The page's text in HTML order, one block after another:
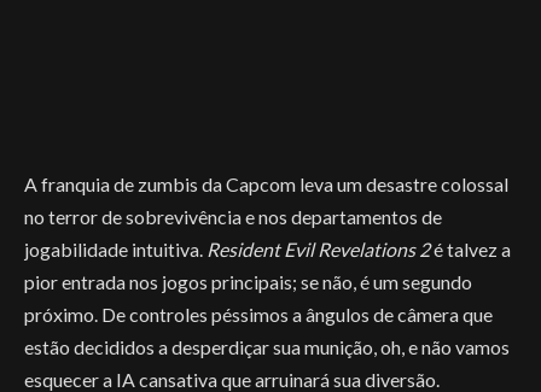
A franquia de zumbis da Capcom leva um desastre colossal
no terror de sobrevivência e nos departamentos de
jogabilidade intuitiva. Resident Evil Revelations 2é talvez a
pior entrada nos jogos principais; se não, é um segundo
próximo. De controles péssimos a ângulos de câmera que
estão decididos a desperdiçar sua munição, oh, e não vamos
esquecer a IA cansativa que arruinará sua diversão.